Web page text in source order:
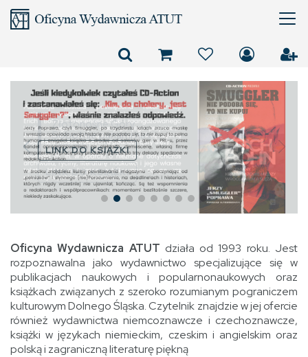
Złotonośne Góry
Sobotnie panami nas
uczyniły
LINK DO KSIĄŻKI
Oficyna Wydawnicza ATUT działa od 1993 roku. Jest
rozpoznawalna jako wydawnictwo specjalizujące się w
publikacjach naukowych i popularnonaukowych oraz
książkach związanych z szeroko rozumianym pograniczem
kulturowym Dolnego Śląska. Czytelnik znajdzie w jej ofercie
również wydawnictwa niemcoznawcze i czechoznawcze,
książki w językach niemieckim, czeskim i angielskim oraz
polską i zagraniczną literaturę piękną